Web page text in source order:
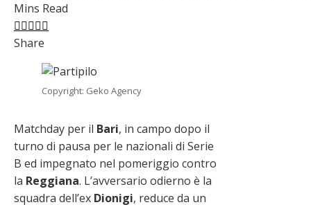
Mins Read
Facebook
Twitter
LinkedIn
Pinterest
Stumbleupon
Share
Copyright: Geko Agency
Matchday per il Bari, in campo dopo il
turno di pausa per le nazionali di Serie
B ed impegnato nel pomeriggio contro
la Reggiana. L’avversario odierno è la
squadra dell’ex Dionigi, reduce da un